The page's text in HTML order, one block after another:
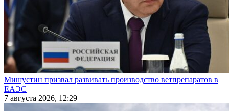
Мишустин призвал развивать производство ветпрепаратов в
ЕАЭС
7 августа 2026, 12:29